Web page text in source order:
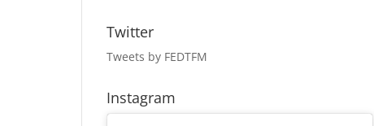
Twitter
Tweets by FEDTFM
Instagram